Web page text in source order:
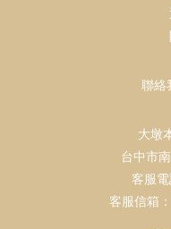
聯絡
大墩
台中市
客服
客服信箱